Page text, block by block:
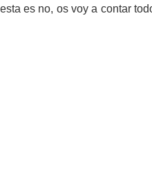
es no, os voy a contar